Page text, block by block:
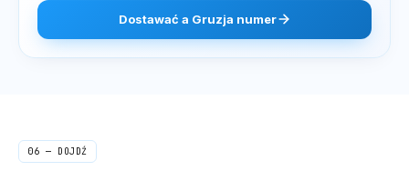
Dostawać a Gruzja numer
06 — DOJDŹ